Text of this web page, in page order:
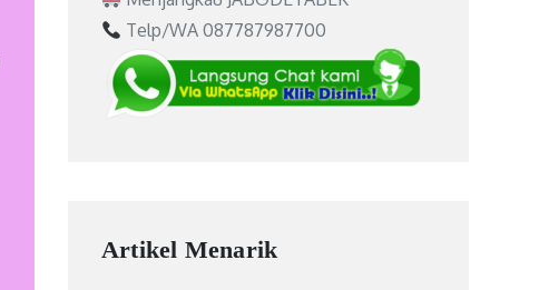
Telp/WA 087787987700
Artikel Menarik